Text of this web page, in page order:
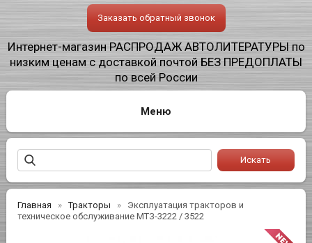
Заказать обратный звонок
Интернет-магазин РАСПРОДАЖ АВТОЛИТЕРАТУРЫ по
низким ценам с доставкой почтой БЕЗ ПРЕДОПЛАТЫ
по всей России
Главная Тракторы
Эксплуатация тракторов и
техническое обслуживание МТЗ-3222 / 3522